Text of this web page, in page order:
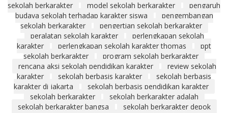
sekolah berkarakter
model sekolah berkarakter
pengaruh
budaya sekolah terhadap karakter siswa
pengembangan
sekolah berkarakter
pengertian sekolah berkarakter
peralatan sekolah karakter
perlengkapan sekolah
karakter
perlengkapan sekolah karakter thomas
ppt
sekolah berkarakter
program sekolah berkarakter
rencana aksi sekolah pendidikan karakter
review sekolah
karakter
sekolah berbasis karakter
sekolah berbasis
karakter di jakarta
sekolah berbasis pendidikan karakter
sekolah berkarakter
sekolah berkarakter adalah
sekolah berkarakter bangsa
sekolah berkarakter depok